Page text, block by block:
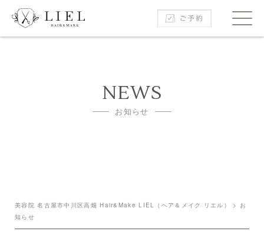
NEWS
お知らせ
美容院 名古屋市中川区高畑 Hair&Make LIEL（ヘア＆メイク リエル） > お
知らせ